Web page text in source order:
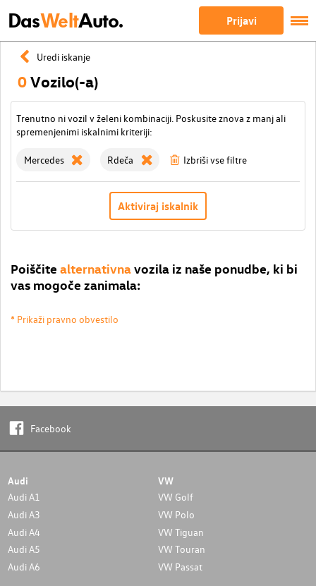
DasWeltAuto. Prijavi
Uredi iskanje
0Vozilo(-a)
Trenutno ni vozil v želeni kombinaciji. Poskusite znova z manj ali
spremenjenimi iskalnimi kriteriji:
Mercedes Rdeča Izbriši vse filtre
Aktiviraj iskalnik
Poiščite alternativnavozila iz naše ponudbe, ki bi
vas mogoče zanimala:
* Prikaži pravno obvestilo
Facebook
Audi
Audi A1
Audi A3
Audi A4
Audi A5
Audi A6
VW
VW Golf
VW Polo
VW Tiguan
VW Touran
VW Passat